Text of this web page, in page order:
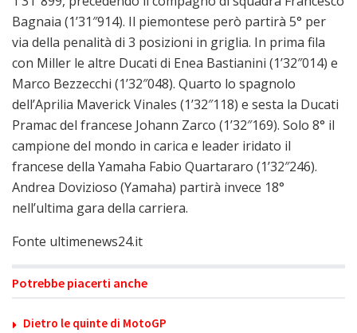
Bagnaia (1’31″914). Il piemontese però partirà 5° per
via della penalità di 3 posizioni in griglia. In prima fila
con Miller le altre Ducati di Enea Bastianini (1’32″014) e
Marco Bezzecchi (1’32″048). Quarto lo spagnolo
dell’Aprilia Maverick Vinales (1’32″118) e sesta la Ducati
Pramac del francese Johann Zarco (1’32″169). Solo 8° il
campione del mondo in carica e leader iridato il
francese della Yamaha Fabio Quartararo (1’32″246).
Andrea Dovizioso (Yamaha) partirà invece 18°
nell’ultima gara della carriera.
Fonte ultimenews24.it
Potrebbe piacerti anche
Dietro le quinte di MotoGP